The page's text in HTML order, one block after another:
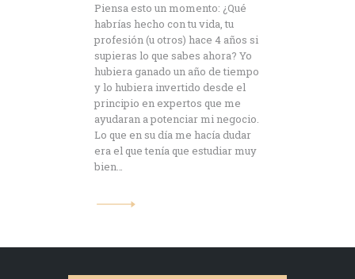
Piensa esto un momento: ¿Qué
habrías hecho con tu vida, tu
profesión (u otros) hace 4 años si
supieras lo que sabes ahora? Yo
hubiera ganado un año de tiempo
y lo hubiera invertido desde el
principio en expertos que me
ayudaran a potenciar mi negocio.
Lo que en su día me hacía dudar
era el que tenía que estudiar muy
bien…